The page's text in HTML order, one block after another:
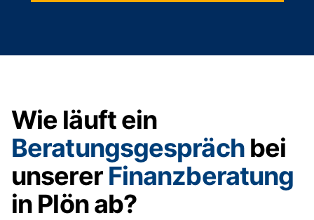
Wie läuft ein
Beratungsgesprächbei
unserer Finanzberatung
in Plön ab?